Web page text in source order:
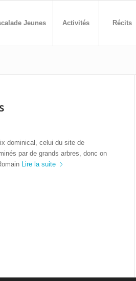
Jeunes Activités Récits
dominical, celui du site de
par de grands arbres, donc on
Lire la suite